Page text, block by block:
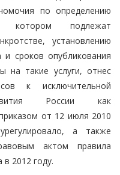
по определению
котором подлежат
установлению
и сроков опубликования
на такие услуги, отнес
к исключительной
России как
от 12 июля 2010
а также
актом правила
в 2012 году.